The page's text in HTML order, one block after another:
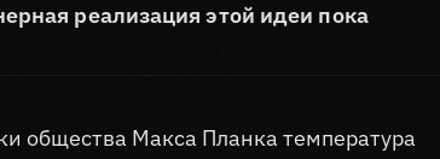
реализация этой идеи пока
общества Макса Планка температура